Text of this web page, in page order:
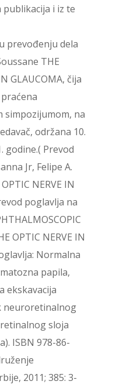
i iz te
prevođenju dela
THE
GLAUCOMA, čija
simpozijumom, na
održana 10.
godine.( Prevod
Jr, Felipe A.
NERVE IN
poglavlja na
OPTIC NERVE IN
Normalna
papila,
ekskavacija
neuroretinalnog
sloja
ISBN 978-86-
2011; 385: 3-